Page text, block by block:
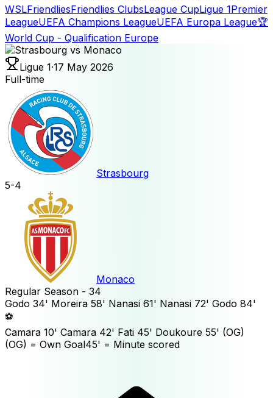
WSLFriendliesFriendlies ClubsLeague CupLigue 1Premier
LeagueUEFA Champions LeagueUEFA Europa League🏆
World Cup - Qualification Europe
Ligue 1·17 May 2026
Full-time
Strasbourg
5-4
Monaco
Regular Season - 34
Godo 34' Moreira 58' Nanasi 61' Nanasi 72' Godo 84'
⚽
Camara 10' Camara 42' Fati 45' Doukoure 55' (OG)
(OG) = Own Goal45' = Minute scored